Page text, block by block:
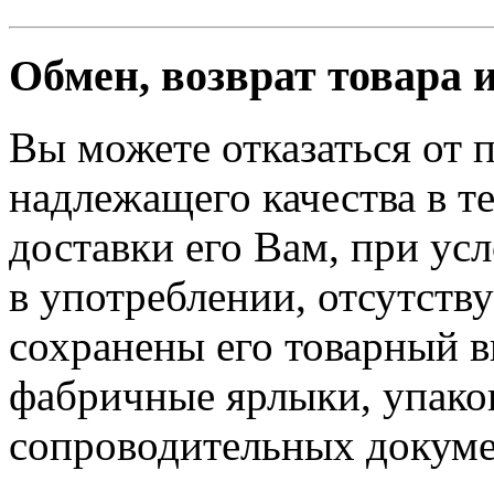
Обмен, возврат товара
Вы можете отказаться от
надлежащего качества в
доставки его Вам, при
в употреблении,
сохранены его товарный
фабричные ярлыки,
сопроводительных